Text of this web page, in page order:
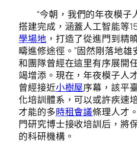
“今朝，我們的年夜模子
搭建完成，涵蓋人工智能等
學場地 ，打造了從進門到精
疇進修途徑。”固然剛落地雄
和團隊曾經在這里有序展開
竭增添。現在，年夜模子人
曾經接近小樹屋序幕，該平
化培訓體系，可以或許疾速
才能的多時租會議條理人才
門研究博士接收培訓后，將
的科研機構。